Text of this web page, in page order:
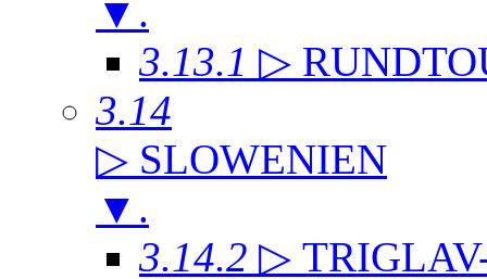
▼ .
3.13.1 ▷
3.14
▷ SLOWENIEN
▼ .
3.14.2 ▷